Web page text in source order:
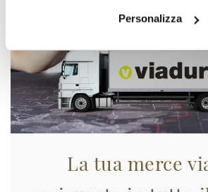
Personalizza
La tua merce